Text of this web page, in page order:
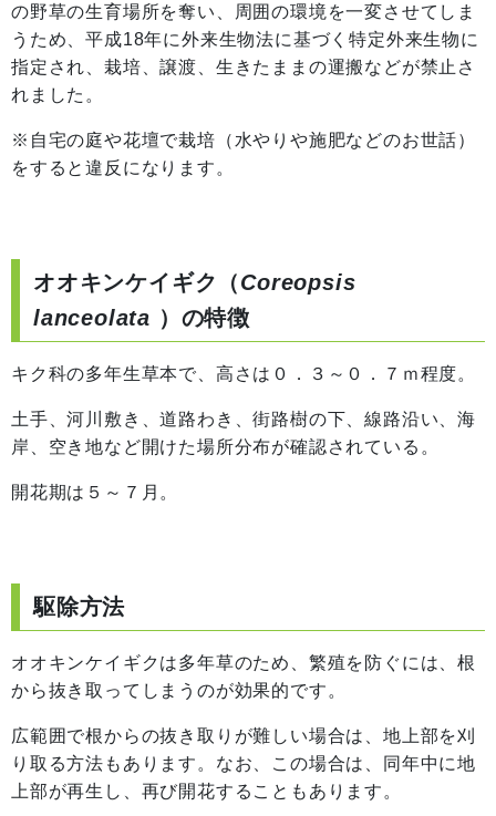
の野草の生育場所を奪い、周囲の環境を一変させてしま
うため、平成18年に外来生物法に基づく特定外来生物に
指定され、栽培、譲渡、生きたままの運搬などが禁止さ
れました。
※自宅の庭や花壇で栽培（水やりや施肥などのお世話）
をすると違反になります。
オオキンケイギク（Coreopsis
lanceolata ）の特徴
キク科の多年生草本で、高さは０．３～０．７ｍ程度。
土手、河川敷き、道路わき、街路樹の下、線路沿い、海
岸、空き地など開けた場所分布が確認されている。
開花期は５～７月。
駆除方法
オオキンケイギクは多年草のため、繁殖を防ぐには、根
から抜き取ってしまうのが効果的です。
広範囲で根からの抜き取りが難しい場合は、地上部を刈
り取る方法もあります。なお、この場合は、同年中に地
上部が再生し、再び開花することもあります。